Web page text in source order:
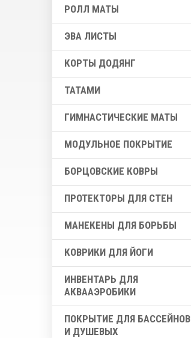
РОЛЛ МАТЫ
ЭВА ЛИСТЫ
КОРТЫ ДОДЯНГ
ТАТАМИ
ГИМНАСТИЧЕСКИЕ МАТЫ
МОДУЛЬНОЕ ПОКРЫТИЕ
БОРЦОВСКИЕ КОВРЫ
ПРОТЕКТОРЫ ДЛЯ СТЕН
МАНЕКЕНЫ ДЛЯ БОРЬБЫ
КОВРИКИ ДЛЯ ЙОГИ
ИНВЕНТАРЬ ДЛЯ
АКВААЭРОБИКИ
ПОКРЫТИЕ ДЛЯ БАССЕЙНОВ
И ДУШЕВЫХ